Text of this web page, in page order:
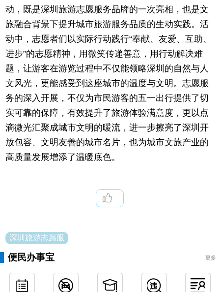
动，既是深圳旅游志愿服务品牌的一次亮相，也是文
旅融合背景下提升城市旅游服务品质的生动实践。活
动中，志愿者们以实际行动践行“奉献、友爱、互助、
进步”的志愿精神，用微笑传递善意，用行动解决难
题，让游客在游览过程中不仅能领略深圳的自然与人
文风光，更能感受到这座城市的温度与文明。志愿服
务的深入开展，不仅为市民游客的五一出行提供了切
实可靠的保障，有效提升了旅游体验满意度，更以点
滴微光汇聚成城市文明的暖流，进一步擦亮了深圳开
放包容、文明友善的城市名片，也为城市文旅产业的
高质量发展增添了温暖底色。
深圳旅游志愿服
便民办事宝 更多